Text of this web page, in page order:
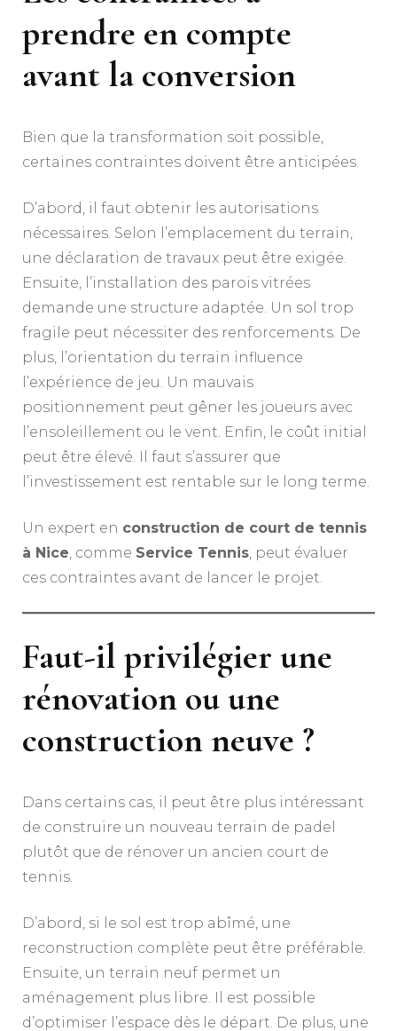
prendre en compte
avant la conversion
Bien que la transformation soit possible,
certaines contraintes doivent être anticipées.
D’abord, il faut obtenir les autorisations
nécessaires. Selon l’emplacement du terrain,
une déclaration de travaux peut être exigée.
Ensuite, l’installation des parois vitrées
demande une structure adaptée. Un sol trop
fragile peut nécessiter des renforcements. De
plus, l’orientation du terrain influence
l’expérience de jeu. Un mauvais
positionnement peut gêner les joueurs avec
l’ensoleillement ou le vent. Enfin, le coût initial
peut être élevé. Il faut s’assurer que
l’investissement est rentable sur le long terme.
Un expert en construction de court de tennis
à Nice, comme Service Tennis, peut évaluer
ces contraintes avant de lancer le projet.
Faut-il privilégier une
rénovation ou une
construction neuve ?
Dans certains cas, il peut être plus intéressant
de construire un nouveau terrain de padel
plutôt que de rénover un ancien court de
tennis.
D’abord, si le sol est trop abîmé, une
reconstruction complète peut être préférable.
Ensuite, un terrain neuf permet un
aménagement plus libre. Il est possible
d’optimiser l’espace dès le départ. De plus, une